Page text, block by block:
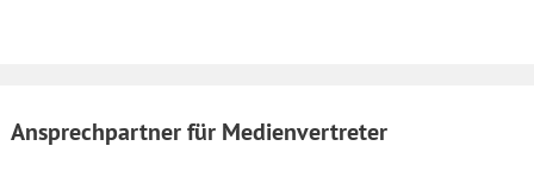
Ansprechpartner für Medienvertreter